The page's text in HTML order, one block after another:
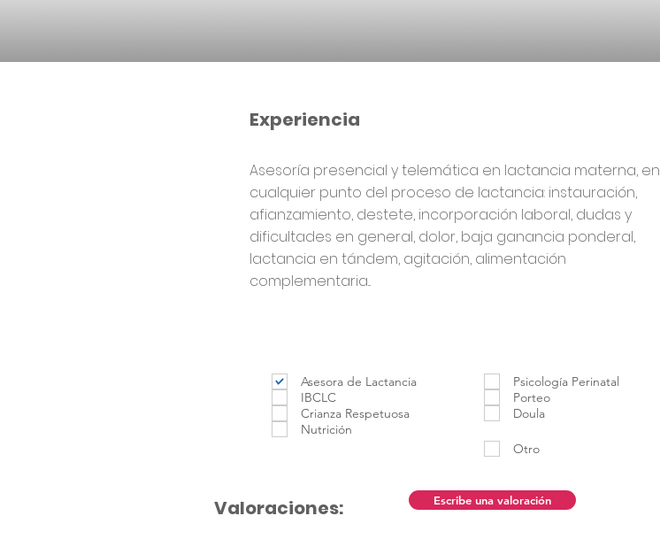
Asesoría presencial y telemática en lactancia materna, en
cualquier punto del proceso de lactancia: instauración,
afianzamiento, destete, incorporación laboral, dudas y
dificultades en general, dolor, baja ganancia ponderal,
lactancia en tándem, agitación, alimentación
complementaria...
Asesora de Lactancia
IBCLC
Crianza Respetuosa
Nutrición
Psicología Perinatal
Porteo
Doula
Otro
Experiencia
Valoraciones: Escribe una valoración